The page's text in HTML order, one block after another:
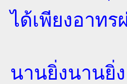
ได้เพียงอาทร
นานยิ่งนานยิ่